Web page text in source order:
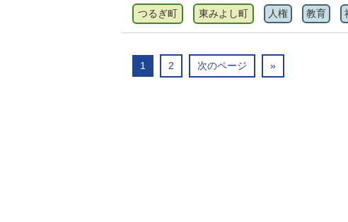
つるぎ町 東みよし町 人権 教育
1 2 次のページ »